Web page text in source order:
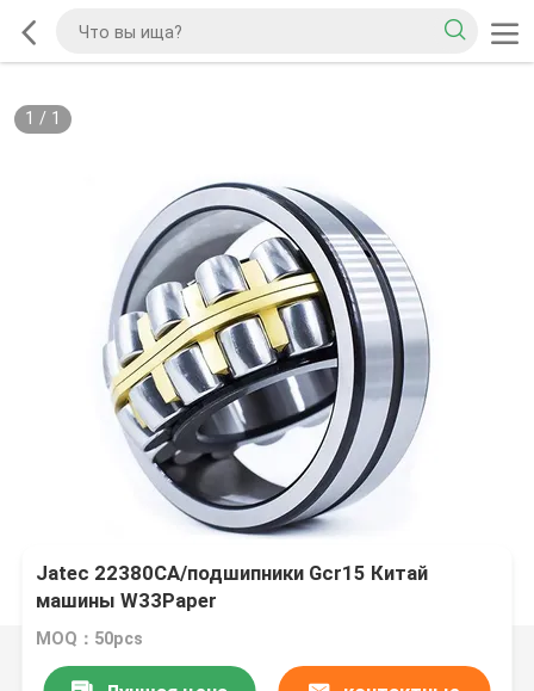
1 / 1
Jatec 22380CA/подшипники Gcr15 Китай
машины W33Paper
MOQ：50pcs